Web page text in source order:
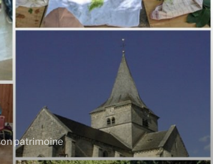
patrimoine